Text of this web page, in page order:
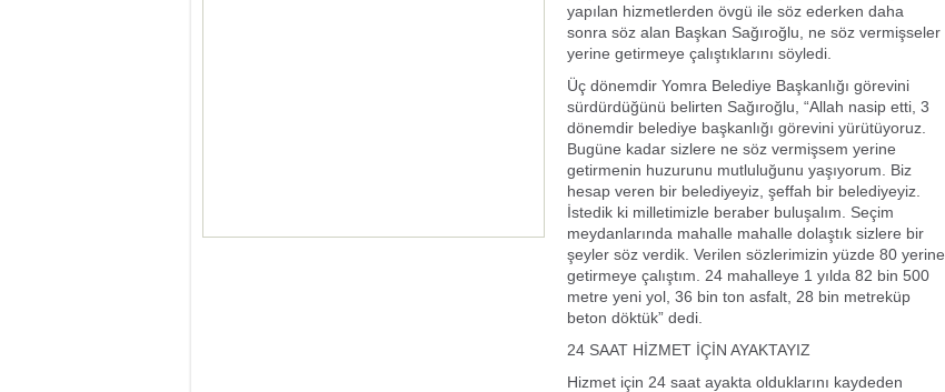
yapılan hizmetlerden övgü ile söz ederken daha
sonra söz alan Başkan Sağıroğlu, ne söz vermişseler
yerine getirmeye çalıştıklarını söyledi.
Üç dönemdir Yomra Belediye Başkanlığı görevini
sürdürdüğünü belirten Sağıroğlu, “Allah nasip etti, 3
dönemdir belediye başkanlığı görevini yürütüyoruz.
Bugüne kadar sizlere ne söz vermişsem yerine
getirmenin huzurunu mutluluğunu yaşıyorum. Biz
hesap veren bir belediyeyiz, şeffah bir belediyeyiz.
İstedik ki milletimizle beraber buluşalım. Seçim
meydanlarında mahalle mahalle dolaştık sizlere bir
şeyler söz verdik. Verilen sözlerimizin yüzde 80 yerine
getirmeye çalıştım. 24 mahalleye 1 yılda 82 bin 500
metre yeni yol, 36 bin ton asfalt, 28 bin metreküp
beton döktük” dedi.
24 SAAT HİZMET İÇİN AYAKTAYIZ
Hizmet için 24 saat ayakta olduklarını kaydeden